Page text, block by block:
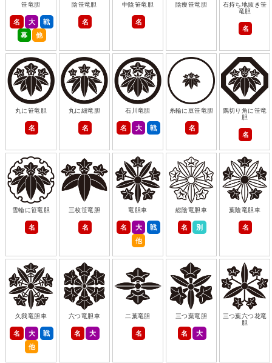
笹竜胆
名 大
戦
幕
他
陰笹竜胆
名
中陰笹竜胆
名
陰痩笹竜胆
石持ち地抜き笹
竜胆
名
丸に笹竜胆
名
丸に細竜胆
名
石川竜胆
名 大 戦
糸輪に豆笹竜胆
名
隅切り角に笹竜
胆
名
雪輪に笹竜胆
名
三枚笹竜胆
名
竜胆車
名 大
戦
他
総陰竜胆車
名 別
葉陰竜胆車
名
久我竜胆車
名 大
戦
他
六つ竜胆車
名 大
二葉竜胆
名
三つ葉竜胆
名 大
三つ葉六つ花竜
胆